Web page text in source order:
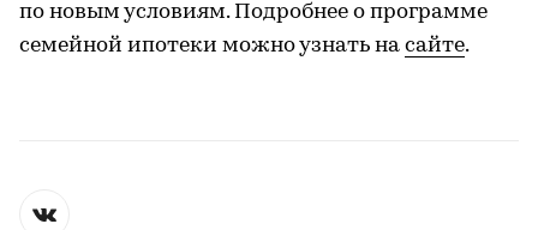
по новым условиям. Подробнее о программе
семейной ипотеки можно узнать на сайте.